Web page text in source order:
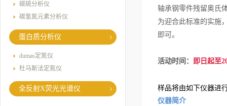
碳硫分析仪
碳氢氮元素分析仪
蛋白质分析仪
dumas定氮仪
杜马斯法定氮仪
全反射X荧光光谱仪
轴承钢零件残留奥氏
为迎合此标准的实施
即可。
活动时间： 即日起至
样品将由如下仪器
仪器简介